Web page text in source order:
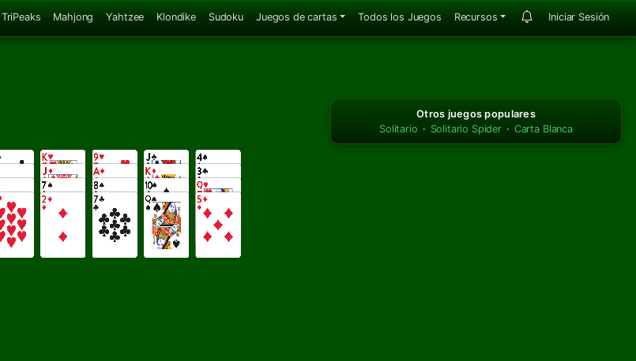
TriPeaks Mahjong Yahtzee Klondike Sudoku Juegos de cartas Todos los Juegos Recursos Iniciar Sesión
Otros juegos populares
Solitario · Solitario Spider · Carta Blanca